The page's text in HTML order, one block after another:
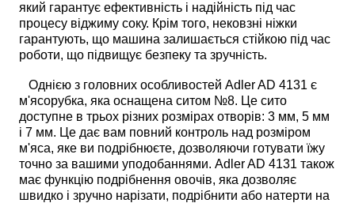
який гарантує ефективність і надійність під час
процесу віджиму соку. Крім того, нековзні ніжки
гарантують, що машина залишається стійкою під час
роботи, що підвищує безпеку та зручність.
Однією з головних особливостей Adler AD 4131 є
м'ясорубка, яка оснащена ситом №8. Це сито
доступне в трьох різних розмірах отворів: 3 мм, 5 мм
і 7 мм. Це дає вам повний контроль над розміром
м'яса, яке ви подрібнюєте, дозволяючи готувати їжу
точно за вашими уподобаннями. Adler AD 4131 також
має функцію подрібнення овочів, яка дозволяє
швидко і зручно нарізати, подрібнити або натерти на